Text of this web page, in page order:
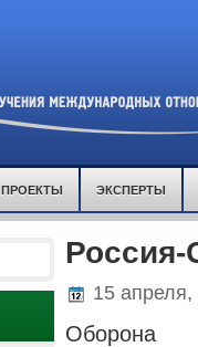
ПРОЕКТЫ ЭКСПЕРТЫ
15 апреля,
Оборона